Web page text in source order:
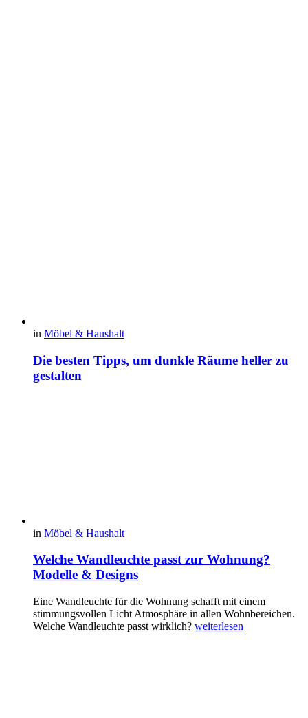
in Möbel & Haushalt
Die besten Tipps, um dunkle Räume heller zu
gestalten
in Möbel & Haushalt
Welche Wandleuchte passt zur Wohnung?
Modelle & Designs
Eine Wandleuchte für die Wohnung schafft mit einem
stimmungsvollen Licht Atmosphäre in allen Wohnbereichen.
Welche Wandleuchte passt wirklich? weiterlesen